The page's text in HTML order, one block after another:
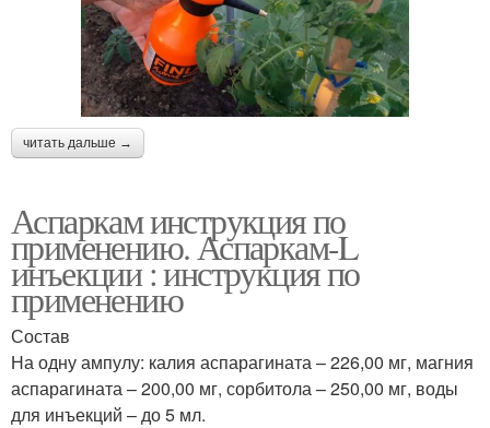
читать дальше →
Аспаркам инструкция по
применению. Аспаркам-L
инъекции : инструкция по
применению
Состав
На одну ампулу: калия аспарагината – 226,00 мг, магния
аспарагината – 200,00 мг, сорбитола – 250,00 мг, воды
для инъекций – до 5 мл.